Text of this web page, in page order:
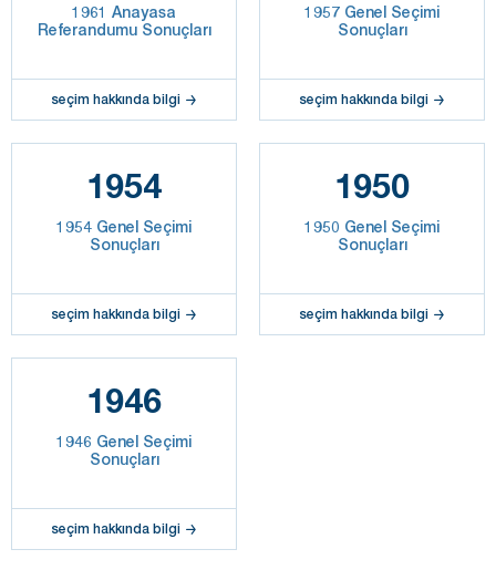
1961 Anayasa
Referandumu Sonuçları
seçim hakkında bilgi
1957 Genel Seçimi
Sonuçları
seçim hakkında bilgi
1954
1954 Genel Seçimi
Sonuçları
seçim hakkında bilgi
1950
1950 Genel Seçimi
Sonuçları
seçim hakkında bilgi
1946
1946 Genel Seçimi
Sonuçları
seçim hakkında bilgi